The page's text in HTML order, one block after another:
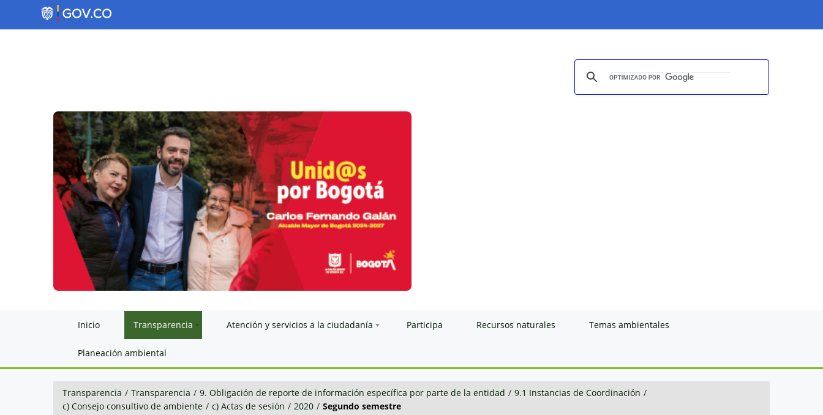
Inicio Transparencia Atención y servicios a la ciudadanía Participa Recursos naturales Temas ambientales
Planeación ambiental
Transparencia / Transparencia / 9. Obligación de reporte de información específica por parte de la entidad / 9.1 Instancias de Coordinación /
c) Consejo consultivo de ambiente / c) Actas de sesión / 2020 / Segundo semestre